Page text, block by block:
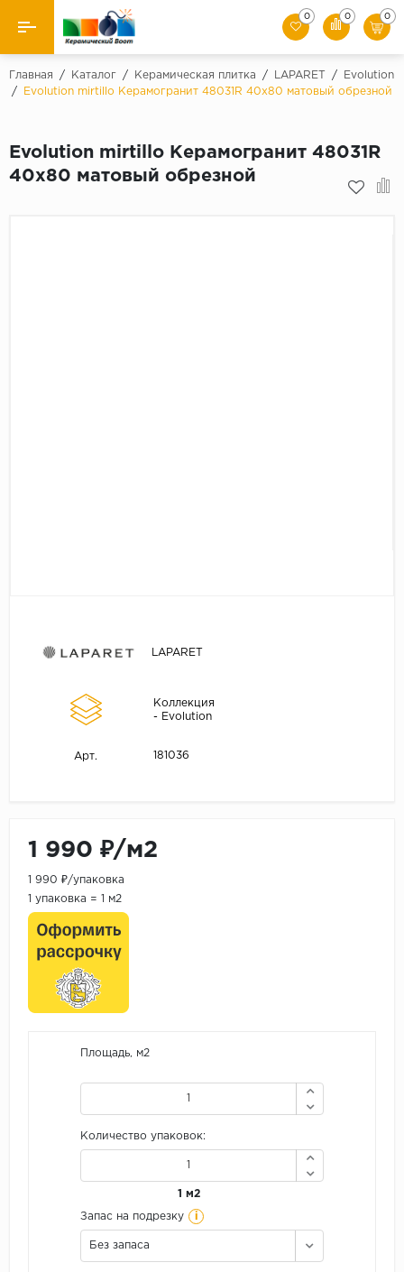
Назад
Керамическая плитка
0 0 0
Главная / Каталог / Керамическая плитка / LAPARET /
Evolution
/
Evolution mirtillo Керамогранит 48031R 40x80 матовый обрезной
Evolution mirtillo Керамогранит 48031R
40x80 матовый обрезной
LAPARET
Коллекция
- Evolution
Арт. 181036
1 990 ₽/м2
1 990 ₽/упаковка
1 упаковка = 1 м2
Площадь, м2
Количество упаковок:
1 м2
Запас на подрезку i
Без запаса